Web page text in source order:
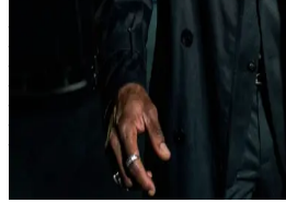
आपने रूफस टर्नर को उसके एक गुप्त ठिकाने
उजाड़ हिस्से में बंद पड़ी गिरवी की दुकान के
वह महीनों से सबसे बच रहा है, और आपको वह
पास है। \n\n उसे अभी तक आप पर भरोसा
नीचे छिपी पिस्तौल पर टिका है, और आपके
सनक के तराजू पर तौला जाएगा। आपके पास
सिर्फ पाँच मिनट हैं कि आप कोई चाल नहीं